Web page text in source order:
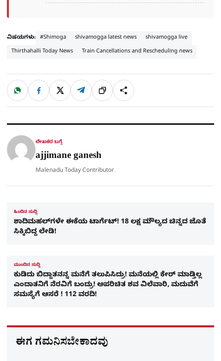
ವಿಷಯಗಳು: #Shimoga shivamogga latest news
shivamogga live
Thirthahalli Today News
Train Cancellations and Rescheduling news
ಹಂಚಿಕೊಳ್ಳಿ
W
a
t
p
p
F
c
e
o
k
X T
l
e
a
m
ಲಿಂ
ಕ್
S
h
a
ಲೇಖಕರ ಬಗ್ಗೆ
ajjimane ganesh
Malenadu Today Contributor
ಹಿಂದಿನ ಸುದ್ದಿ
ಶಾದಿಮಹಲ್‍ಗಳೇ ಈಕೆಯ ಟಾರ್ಗೆಟ್! 18 ಲಕ್ಷ ಮೌಲ್ಯದ ಚಿನ್ನದ ಜೊತೆ
ಸಿಕ್ಕಿಬಿದ್ದ ಲೇಡಿ!
ಮುಂದಿನ ಸುದ್ದಿ
ಕುಡಿದು ಬಿದ್ದಾತನನ್ನ ಮನೆಗೆ ತಲುಪಿಸಿದ್ರು! ಮನೆಯಲ್ಲಿ ಕೇರ್ ಮಾಡ್ತಿಲ್ಲ
ಎಂದಾತನಿಗೆ ನೆರವಿಗೆ ಬಂದ್ರು! ಅಪರಿಚಿತ ಶವ ವಿಲೆವಾರಿ, ಮದುವೆಗೆ
ಸಮಸ್ಯೆಗೆ ಆಸರೆ ! 112 ವರದಿ!
ಈಗ ಗಮನಿಸಬೇಕಾದವು